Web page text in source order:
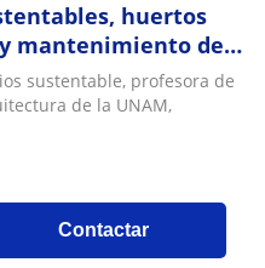
huertos
mantenimiento de
sustentable, profesora de
de la UNAM,
Contactar